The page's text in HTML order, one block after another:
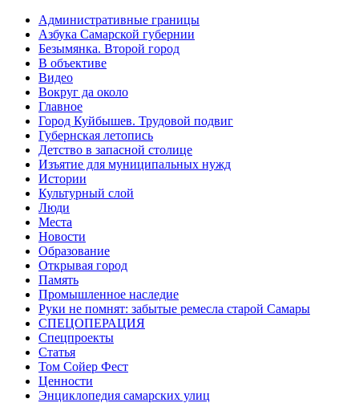
Административные границы
Азбука Самарской губернии
Безымянка. Второй город
В объективе
Видео
Вокруг да около
Главное
Город Куйбышев. Трудовой подвиг
Губернская летопись
Детство в запасной столице
Изъятие для муниципальных нужд
Истории
Культурный слой
Люди
Места
Новости
Образование
Открывая город
Память
Промышленное наследие
Руки не помнят: забытые ремесла старой Самары
СПЕЦОПЕРАЦИЯ
Спецпроекты
Статья
Том Сойер Фест
Ценности
Энциклопедия самарских улиц